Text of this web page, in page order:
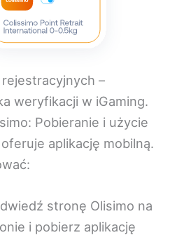
–
weryfikacji w iGaming.
Pobieranie i użycie
aplikację mobilną.
stronę Olisimo na
i pobierz aplikację